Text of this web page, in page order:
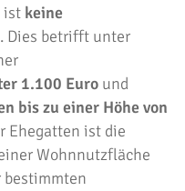
ist keine
Dies betrifft unter
1.100 Euro und
bis zu einer Höhe von
Ehegatten ist die
Wohnnutzfläche
bestimmten